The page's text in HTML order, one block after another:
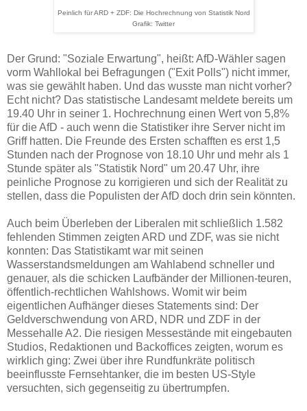
Peinlich für ARD + ZDF: Die Hochrechnung von Statistik Nord
Grafik: Twitter
Der Grund: "Soziale Erwartung", heißt: AfD-Wähler sagen
vorm Wahllokal bei Befragungen ("Exit Polls") nicht immer,
was sie gewählt haben. Und das wusste man nicht vorher?
Echt nicht? Das statistische Landesamt meldete bereits um
19.40 Uhr in seiner 1. Hochrechnung einen Wert von 5,8%
für die AfD - auch wenn die Statistiker ihre Server nicht im
Griff hatten. Die Freunde des Ersten schafften es erst 1,5
Stunden nach der Prognose von 18.10 Uhr und mehr als 1
Stunde später als "Statistik Nord" um 20.47 Uhr, ihre
peinliche Prognose zu korrigieren und sich der Realität zu
stellen, dass die Populisten der AfD doch drin sein könnten.
Auch beim Überleben der Liberalen mit schließlich 1.582
fehlenden Stimmen zeigten ARD und ZDF, was sie nicht
konnten: Das Statistikamt war mit seinen
Wasserstandsmeldungen am Wahlabend schneller und
genauer, als die schicken Laufbänder der Millionen-teuren,
öffentlich-rechtlichen Wahlshows. Womit wir beim
eigentlichen Aufhänger dieses Statements sind: Der
Geldverschwendung von ARD, NDR und ZDF in der
Messehalle A2. Die riesigen Messestände mit eingebauten
Studios, Redaktionen und Backoffices zeigten, worum es
wirklich ging: Zwei über ihre Rundfunkräte politisch
beeinflusste Fernsehtanker, die im besten US-Style
versuchten, sich gegenseitig zu übertrumpfen.